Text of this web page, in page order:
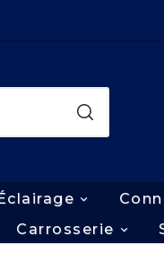
Carrosserie